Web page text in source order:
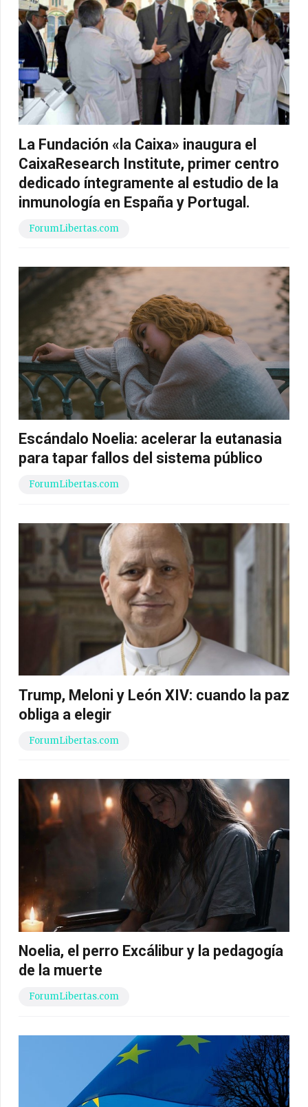
La Fundación «la Caixa» inaugura el
CaixaResearch Institute, primer centro
dedicado íntegramente al estudio de la
inmunología en España y Portugal.
ForumLibertas.com
Escándalo Noelia: acelerar la eutanasia
para tapar fallos del sistema público
ForumLibertas.com
Trump, Meloni y León XIV: cuando la paz
obliga a elegir
ForumLibertas.com
Noelia, el perro Excálibur y la pedagogía
de la muerte
ForumLibertas.com